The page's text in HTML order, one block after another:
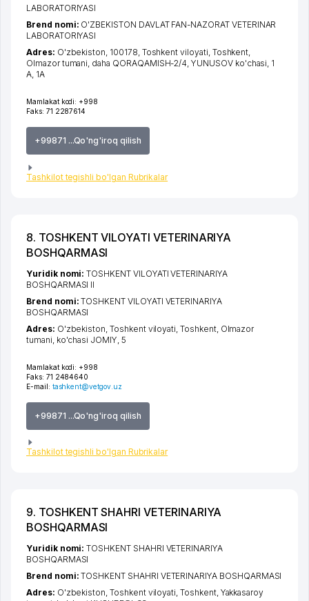
Mamlakat kodi: +998
Faks: 71 2287614
+99871 ...Qo'ng'iroq qilish
Tashkilot tegishli bo'lgan Rubrikalar
LABORATORIYASI
Brend nomi: O'ZBEKISTON DAVLAT FAN-NAZORAT VETERINAR
LABORATORIYASI
Adres: O'zbekiston, 100178, Toshkent viloyati, Toshkent,
Olmazor tumani, daha QORAQAMISH-2/4, YUNUSOV ko'chasi, 1
A, 1А
8. TOSHKENT VILOYATI VETERINARIYA
BOSHQARMASI
Mamlakat kodi: +998
Faks: 71 2484640
E-mail: tashkent@vetgov.uz
+99871 ...Qo'ng'iroq qilish
Tashkilot tegishli bo'lgan Rubrikalar
Yuridik nomi:TOSHKENT VILOYATI VETERINARIYA
BOSHQARMASI II
Brend nomi:TOSHKENT VILOYATI VETERINARIYA
BOSHQARMASI
Adres: O'zbekiston,Toshkent viloyati ,Toshkent, Olmazor
tumani ko'chasi JOMIY , 5
9. TOSHKENT SHAHRI VETERINARIYA
BOSHQARMASI
Yuridik nomi:TOSHKENT SHAHRI VETERINARIYA
BOSHQARMASI
Brend nomi:TOSHKENT SHAHRI VETERINARIYA BOSHQARMASI
Adres: O'zbekiston,Toshkent viloyati ,Toshkent, Yakkasaroy